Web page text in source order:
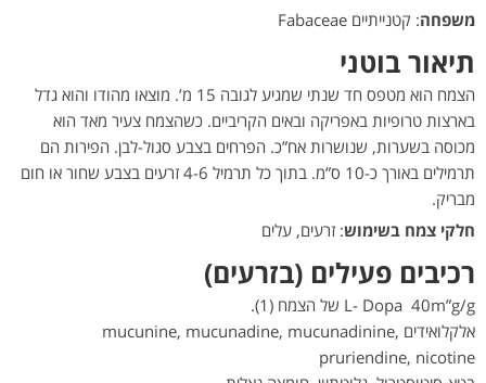
משפחה: קטנייתיים Fabaceae
תיאור בוטני
הצמח הוא מטפס חד שנתי שמגיע לגובה 15 מ’. מוצאו מהודו והוא גדל
בארצות טרופיות באפריקה ובאים הקריביים. כשהצמח צעיר מאד הוא
מכוסה בשערות, שנושרות אח”כ. הפרחים בצבע סגול-לבן. הפירות הם
תרמילים באורך כ-10 ס”מ. בתוך כל תרמיל 4-6 זרעים בצבע שחור או חום
מבריק.
חלקי צמח בשימוש: זרעים, עלים
רכיבים פעילים (בזרעים)
L- Dopa 40m”g/g של הצמח (1).
אלקלואידים mucunine, mucunadine, mucunadinine,
pruriendine, nicotine